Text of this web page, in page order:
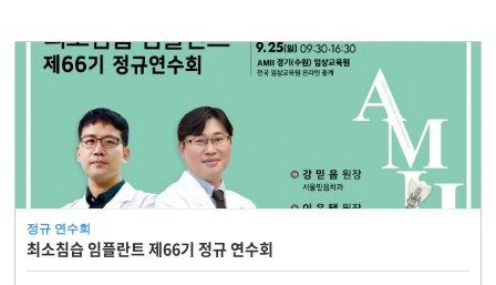
정규 연수회
최소침습 임플란트 제66기 정규 연수회